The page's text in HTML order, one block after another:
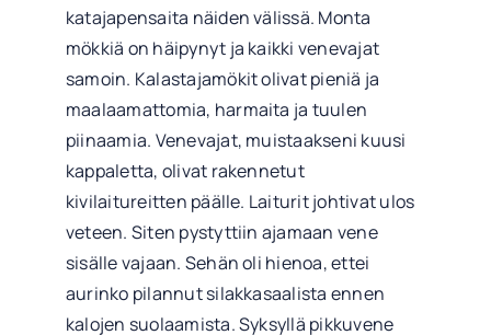
katajapensaita näiden välissä. Monta
mökkiä on häipynyt ja kaikki venevajat
samoin. Kalastajamökit olivat pieniä ja
maalaamattomia, harmaita ja tuulen
piinaamia. Venevajat, muistaakseni kuusi
kappaletta, olivat rakennetut
kivilaitureitten päälle. Laiturit johtivat ulos
veteen. Siten pystyttiin ajamaan vene
sisälle vajaan. Sehän oli hienoa, ettei
aurinko pilannut silakkasaalista ennen
kalojen suolaamista. Syksyllä pikkuvene